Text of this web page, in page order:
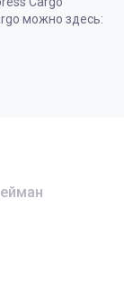
можно здесь: